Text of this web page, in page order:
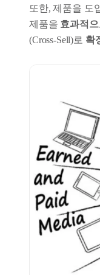
또한, 제품을 도
제품을 효과적
(Cross-Sell)로 확